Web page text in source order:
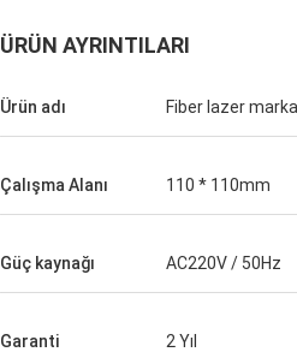
ÜRÜN AYRINTILARI
Ürün adı Fiber lazer
Çalışma Alanı 110 * 110mm
Güç kaynağı AC220V / 50Hz
Garanti 2 Yıl